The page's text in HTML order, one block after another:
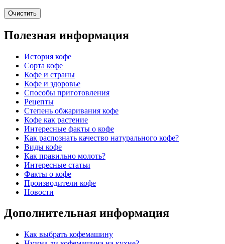
Очистить
Полезная информация
История кофе
Сорта кофе
Кофе и страны
Кофе и здоровье
Способы приготовления
Рецепты
Степень обжаривания кофе
Кофе как растение
Интересные факты о кофе
Как распознать качество натурального кофе?
Виды кофе
Как правильно молоть?
Интересные статьи
Факты о кофе
Производители кофе
Новости
Дополнительная информация
Как выбрать кофемашину